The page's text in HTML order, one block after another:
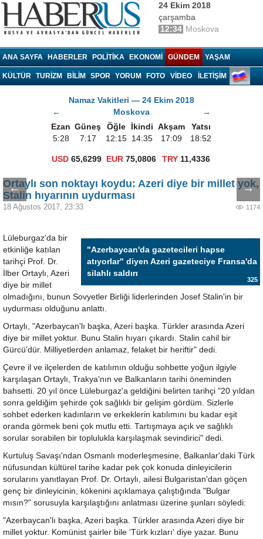
24 Ekim 2018
çarşamba
12:34 Moskova
ANA SAYFA HABERLER POLITIKA EKONOMI GÜNDEM YAŞAM
KÜLTÜR TURIZM BILIM SPOR YORUM FOTO VIDEO İLETİŞİM
Namaz Vakitleri — 24 Ekim 2018
←
Moskova
→
Ezan Güneş Öğle İkindi Akşam
Yatsı
5:28
7:17 12:15 14:35 17:09 18:52
USD 65,6299 EUR 75,0806 TRY 11,4336
← →
Ortaylı son noktayı koydu: Azeri diye bir millet yok,
Stalin hıyarının uydurması
18 Ağustos 2017, 23:33 1174
"Azerbaycan'da gazetecileri hapse
atıyorlar" diyen Azeri gazeteciye Fransa'da
silahlı saldırı
325
Lüleburgaz'da bir
etkinliğe katılan
tarihçi Prof. Dr.
İlber Ortaylı, Azeri
diye bir millet
olmadığını, bunun Sovyetler Birliği liderlerinden Josef Stalin'in bir
uydurması olduğunu anlattı.
Ortaylı, "Azerbaycan'lı başka, Azeri başka. Türkler arasında Azeri
diye bir millet yoktur. Bunu Stalin hıyarı çıkardı. Stalin cahil bir
Gürcü'dür. Milliyetlerden anlamaz, felaket bir heriftir" dedi.
Çevre il ve ilçelerden de katılımın olduğu sohbette yoğun ilgiyle
karşılaşan Ortaylı, Trakya'nın ve Balkanların tarihi öneminden
bahsetti. 20 yıl önce Lüleburgaz'a geldiğini belirten tarihçi "20 yıldan
sonra geldiğim şehirde çok sağlıklı bir gelişim gördüm. Sizlerle
sohbet ederken kadınların ve erkeklerin katılımını bu kadar eşit
oranda görmek beni çok mutlu etti. Tartışmaya açık ve sağlıklı
sorular sorabilen bir toplulukla karşılaşmak sevindirici" dedi.
Kurtuluş Savaşı'ndan Osmanlı moderleşmesine, Balkanlar'daki Türk
nüfusundan kültürel tarihe kadar pek çok konuda dinleyicilerin
sorularını yanıtlayan Prof. Dr. Ortaylı, ailesi Bulgaristan'dan göçen
genç bir dinleyicinin, kökenini açıklamaya çalıştığında "Bulgar
mısın?" sorusuyla karşılaştığını anlatması üzerine şunları söyledi:
"Azerbaycan'lı başka, Azeri başka. Türkler arasında Azeri diye bir
millet yoktur. Komünist şairler bile 'Türk kızları' diye yazar. Bunu